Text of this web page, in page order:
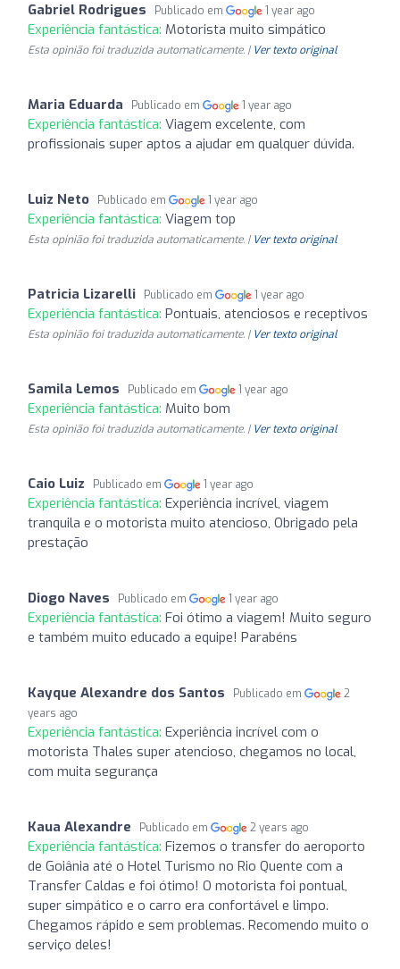
Gabriel Rodrigues Publicado em 1 year ago
Experiência fantástica: Motorista muito simpático
Esta opinião foi traduzida automaticamente. | Ver texto original
Maria Eduarda Publicado em 1 year ago
Experiência fantástica: Viagem excelente, com
profissionais super aptos a ajudar em qualquer dúvida.
Luiz Neto Publicado em 1 year ago
Experiência fantástica: Viagem top
Esta opinião foi traduzida automaticamente. | Ver texto original
Patricia Lizarelli Publicado em 1 year ago
Experiência fantástica: Pontuais, atenciosos e receptivos
Esta opinião foi traduzida automaticamente. | Ver texto original
Samila Lemos Publicado em 1 year ago
Experiência fantástica: Muito bom
Esta opinião foi traduzida automaticamente. | Ver texto original
Caio Luiz Publicado em 1 year ago
Experiência fantástica: Experiência incrível, viagem
tranquila e o motorista muito atencioso, Obrigado pela
prestação
Diogo Naves Publicado em 1 year ago
Experiência fantástica: Foi ótimo a viagem! Muito seguro
e também muito educado a equipe! Parabéns
Kayque Alexandre dos Santos Publicado em
2
years ago
Experiência fantástica: Experiência incrível com o
motorista Thales super atencioso, chegamos no local,
com muita segurança
Kaua Alexandre Publicado em 2 years ago
Experiência fantástica: Fizemos o transfer do aeroporto
de Goiânia até o Hotel Turismo no Rio Quente com a
Transfer Caldas e foi ótimo! O motorista foi pontual,
super simpático e o carro era confortável e limpo.
Chegamos rápido e sem problemas. Recomendo muito o
serviço deles!